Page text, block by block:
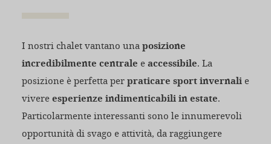
I nostri chalet vantano una posizione
incredibilmente centrale e accessibile. La
posizione è perfetta per praticare sport invernali e
vivere esperienze indimenticabili in estate.
Particolarmente interessanti sono le innumerevoli
opportunità di svago e attività, da raggiungere